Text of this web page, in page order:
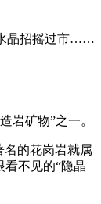
晶招摇过市……
岩矿物”之一。
名的花岗岩就属
不见的“隐晶